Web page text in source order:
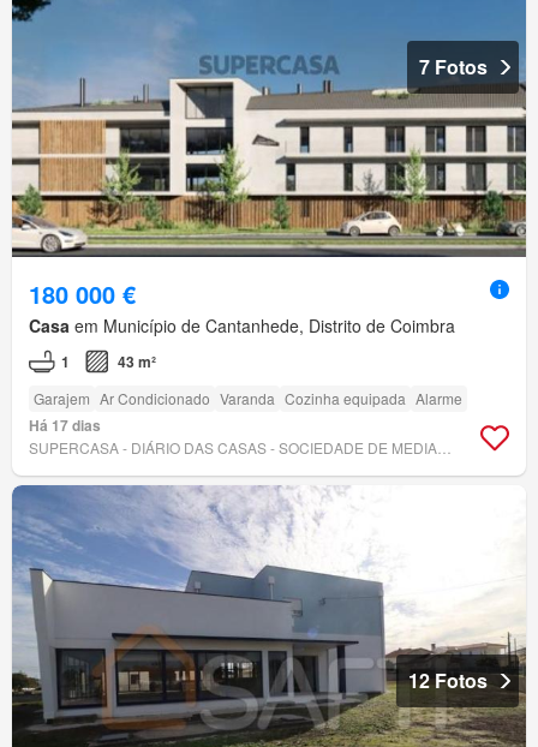
7 Fotos
180 000 €
Casa em Município de Cantanhede, Distrito de Coimbra
1 43 m²
Garajem Ar Condicionado Varanda Cozinha equipada Alarme
Há 17 dias
12 Fotos